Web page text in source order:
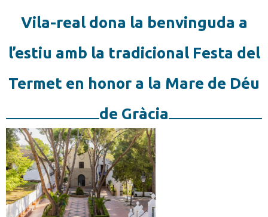
Vila-real dona la benvinguda a
l’estiu amb la tradicional Festa del
Termet en honor a la Mare de Déu
de Gràcia